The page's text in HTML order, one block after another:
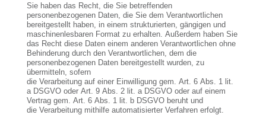
Sie haben das Recht, die Sie betreffenden
personenbezogenen Daten, die Sie dem Verantwortlichen
bereitgestellt haben, in einem strukturierten, gängigen und
maschinenlesbaren Format zu erhalten. Außerdem haben Sie
das Recht diese Daten einem anderen Verantwortlichen ohne
Behinderung durch den Verantwortlichen, dem die
personenbezogenen Daten bereitgestellt wurden, zu
übermitteln, sofern
die Verarbeitung auf einer Einwilligung gem. Art. 6 Abs. 1 lit.
a DSGVO oder Art. 9 Abs. 2 lit. a DSGVO oder auf einem
Vertrag gem. Art. 6 Abs. 1 lit. b DSGVO beruht und
die Verarbeitung mithilfe automatisierter Verfahren erfolgt.